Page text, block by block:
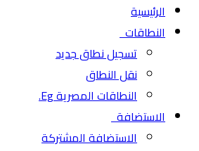
الرئيسية
النطاقات
تسجيل نطاق جديد
نقل النطاق
النطاقات المصرية Eg.
الاستضافة
الاستضافة المشتركة